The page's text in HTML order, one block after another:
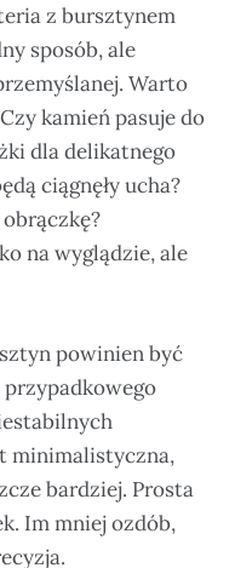
z bursztynem
sposób, ale
Warto
kamień pasuje do
dla delikatnego
ciągnęły ucha?
na wyglądzie, ale
powinien być
minimalistyczna,
bardziej. Prosta
Im mniej ozdób,